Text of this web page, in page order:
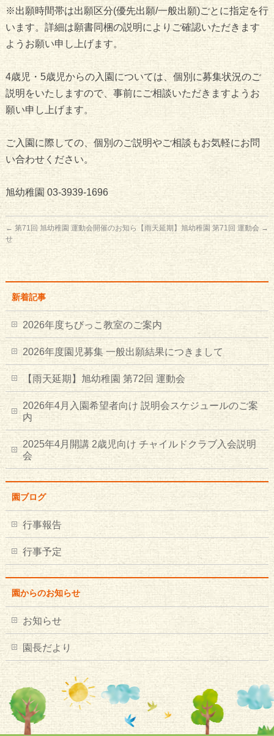
※出願時間帯は出願区分(優先出願/一般出願)ごとに指定を行
います。詳細は願書同梱の説明によりご確認いただきます
ようお願い申し上げます。
4歳児・5歳児からの入園については、個別に募集状況のご
説明をいたしますので、事前にご相談いただきますようお
願い申し上げます。
ご入園に際しての、個別のご説明やご相談もお気軽にお問
い合わせください。
旭幼稚園 03-3939-1696
← 第71回 旭幼稚園 運動会開催のお知ら
せ
【雨天延期】旭幼稚園 第71回 運動会 →
新着記事
2026年度ちびっこ教室のご案内
2026年度園児募集 一般出願結果につきまして
【雨天延期】旭幼稚園 第72回 運動会
2026年4月入園希望者向け 説明会スケジュールのご案
内
2025年4月開講 2歳児向け チャイルドクラブ入会説明
会
園ブログ
行事報告
行事予定
園からのお知らせ
お知らせ
園長だより